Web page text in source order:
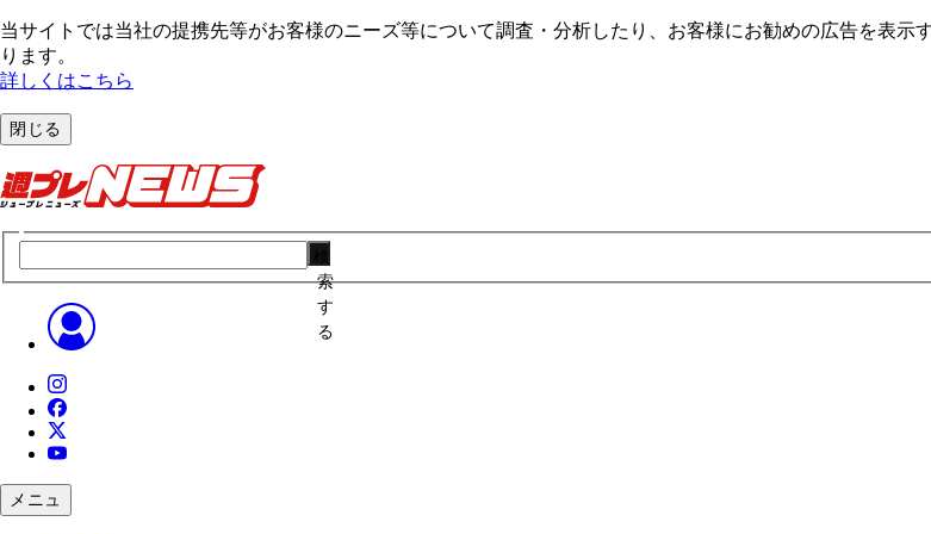
当サイトでは当社の提携先等がお客様のニーズ等について調査・分析したり、お客様にお勧めの広告を表⽰
ります。
詳しくはこちら
閉じる
索
す
る
メニュ